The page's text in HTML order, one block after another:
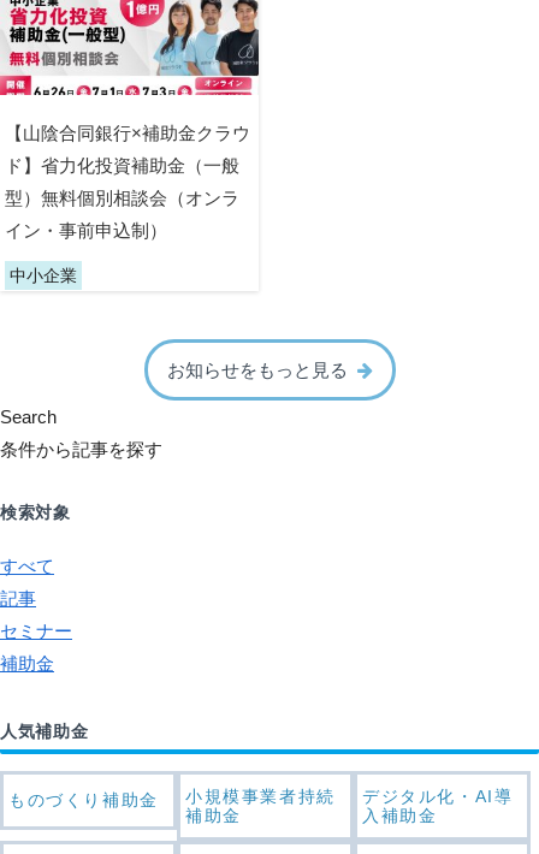
【山陰合同銀行×補助金クラウ
ド】省力化投資補助金（一般
型）無料個別相談会（オンラ
イン・事前申込制）
中小企業
お知らせをもっと見る
Search
条件から記事を探す
検索対象
すべて
記事
セミナー
補助金
人気補助金
ものづくり補助金
小規模事業者持続
補助金
デジタル化・AI導
入補助金